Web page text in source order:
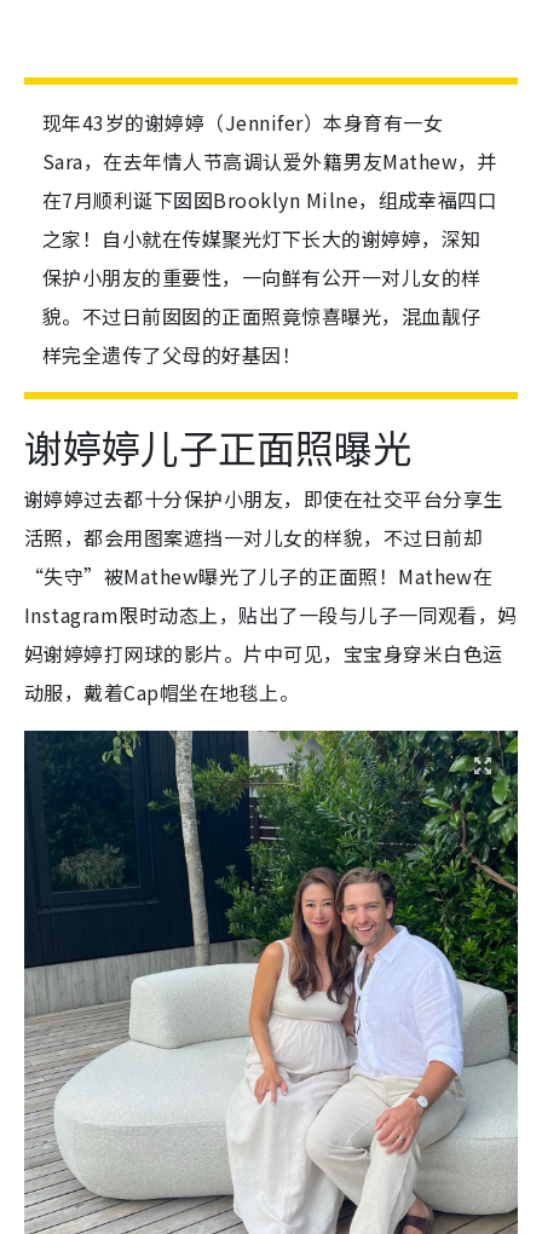
现年43岁的谢婷婷（Jennifer）本身育有一女
Sara，在去年情人节高调认爱外籍男友Mathew，并
在7月顺利诞下囡囡Brooklyn Milne，组成幸福四口
之家！自小就在传媒聚光灯下长大的谢婷婷，深知
保护小朋友的重要性，一向鲜有公开一对儿女的样
貌。不过日前囡囡的正面照竟惊喜曝光，混血靓仔
样完全遗传了父母的好基因！
谢婷婷儿子正面照曝光
谢婷婷过去都十分保护小朋友，即使在社交平台分享生
活照，都会用图案遮挡一对儿女的样貌，不过日前却
“失守”被Mathew曝光了儿子的正面照！Mathew在
Instagram限时动态上，贴出了一段与儿子一同观看，妈
妈谢婷婷打网球的影片。片中可见，宝宝身穿米白色运
动服，戴着Cap帽坐在地毯上。